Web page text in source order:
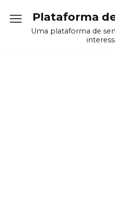
содержанию
Plataforma
Uma plataforma de